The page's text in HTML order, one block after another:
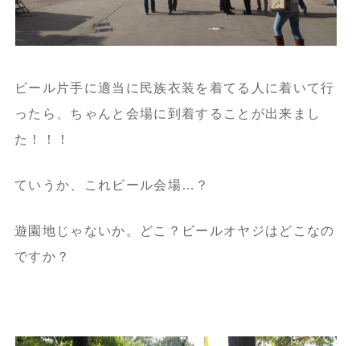
ビール片手に適当に民族衣装を着てる人に着いて行
ったら、ちゃんと会場に到着することが出来まし
た！！！
ていうか、これビール会場…？
遊園地じゃないか。どこ？ビールオヤジはどこなの
ですか？